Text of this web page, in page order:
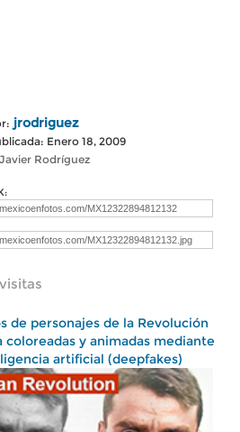
jrodriguez
Enero 18, 2009
Rodríguez
visitas
de personajes de la Revolución
coloreadas y animadas mediante
artificial (deepfakes)